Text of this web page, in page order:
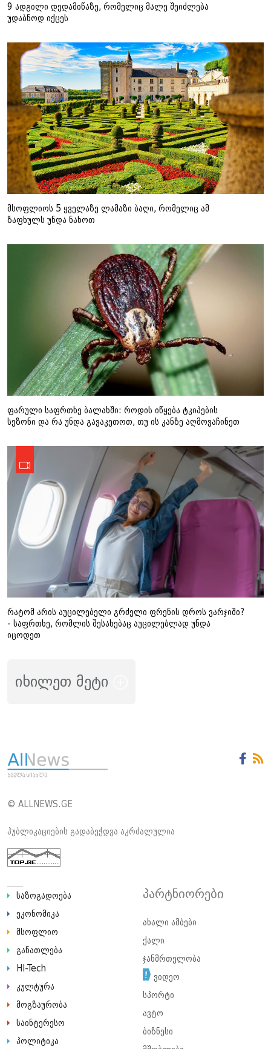
9 ადგილი დედამიწაზე, რომელიც მალე შეიძლება
უდაბნოდ იქცეს
მსოფლიოს 5 ყველაზე ლამაზი ბაღი, რომელიც ამ
ზაფხულს უნდა ნახოთ
ფარული საფრთხე ბალახში: როდის იწყება ტკიპების
სეზონი და რა უნდა გავაკეთოთ, თუ ის კანზე აღმოვაჩინეთ
რატომ არის აუცილებელი გრძელი ფრენის დროს ვარჯიში?
- საფრთხე, რომლის შესახებაც აუცილებლად უნდა
იცოდეთ
იხილეთ მეტი
© ALLNEWS.GE
პუბლიკაციების გადაბეჭდვა აკრძალულია
საზოგადოება
ეკონომიკა
მსოფლიო
განათლება
HI-Tech
კულტურა
მოგზაურობა
საინტერესო
პოლიტიკა
პარტნიორები
ახალი ამბები
ქალი
ჯანმრთელობა
ვიდეო
სპორტი
ავტო
ბიზნესი